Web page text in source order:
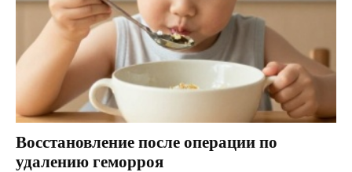
Восстановление после операции по
удалению геморроя